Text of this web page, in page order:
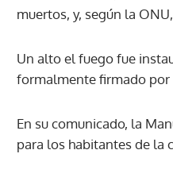
muertos, y, según la
Un alto el fuego fue
formalmente firmado por
En su comunicado, la
para los habitantes de la